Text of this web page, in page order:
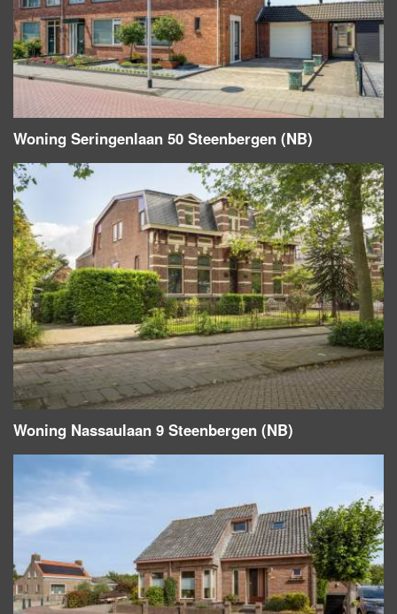
Woning Seringenlaan 50 Steenbergen (NB)
Woning Nassaulaan 9 Steenbergen (NB)